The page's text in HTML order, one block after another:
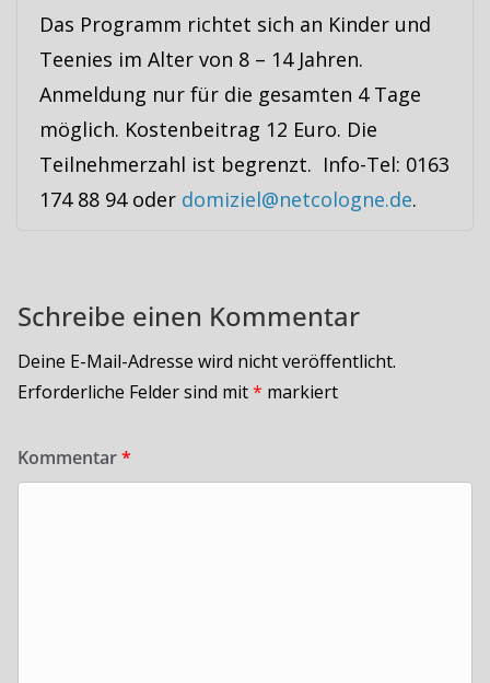
Das Programm richtet sich an Kinder und
Teenies im Alter von 8 – 14 Jahren.
Anmeldung nur für die gesamten 4 Tage
möglich. Kostenbeitrag 12 Euro. Die
Teilnehmerzahl ist begrenzt. Info-Tel: 0163
174 88 94 oder domiziel@netcologne.de.
Schreibe einen Kommentar
Deine E-Mail-Adresse wird nicht veröffentlicht.
Erforderliche Felder sind mit* markiert
Kommentar*